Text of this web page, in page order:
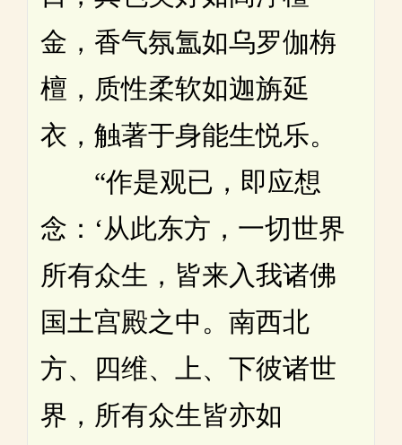
金，香气氛氲如乌罗伽栴
檀，质性柔软如迦旃延
衣，触著于身能生悦乐。
“作是观已，即应想
念：‘从此东方，一切世界
所有众生，皆来入我诸佛
国土宫殿之中。南西北
方、四维、上、下彼诸世
界，所有众生皆亦如